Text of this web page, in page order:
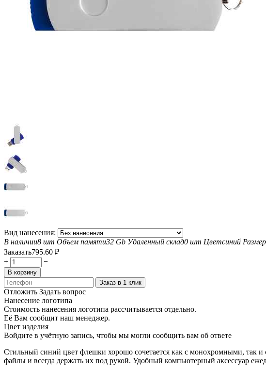
Вид нанесения:
В наличии8 шт Объем памяти32 Gb Удаленный склад0 шт Цветсиний Размер
Заказать795.60 ₽
+
−
В корзину
Заказ в 1 клик
Отложить Задать вопрос
Нанесение логотипа
Стоимость нанесения логотипа рассчитывается отдельно.
Её Вам сообщит наш менеджер.
Цвет изделия
Войдите в учётную запись, чтобы мы могли сообщить вам об ответе
Стильный синий цвет флешки хорошо сочетается как с монохромными, так
файлы и всегда держать их под рукой. Удобный компьютерный аксессуар